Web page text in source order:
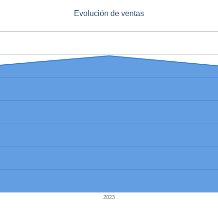
Evolución de ventas
2023